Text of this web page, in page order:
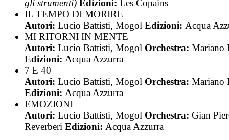
gli strumenti) Edizioni: Les Copains
IL TEMPO DI MORIRE
Autori: Lucio Battisti, Mogol Edizioni: Acqua
MI RITORNI IN MENTE
Autori: Lucio Battisti, Mogol Orchestra: Mariano
Edizioni: Acqua Azzurra
7 E 40
Autori: Lucio Battisti, Mogol Orchestra: Mariano
Edizioni: Acqua Azzurra
EMOZIONI
Autori: Lucio Battisti, Mogol Orchestra: Gian
Reverberi Edizioni: Acqua Azzurra